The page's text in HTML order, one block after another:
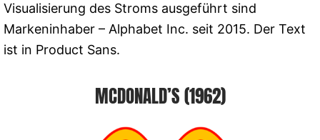
Visualisierung des Stroms ausgeführt sind
Markeninhaber – Alphabet Inc. seit 2015. Der Text
ist in Product Sans.
MCDONALD’S (1962)